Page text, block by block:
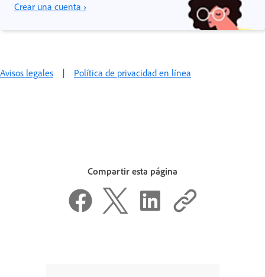
Crear una cuenta ›
Avisos legales | Política de privacidad en línea
Compartir esta página